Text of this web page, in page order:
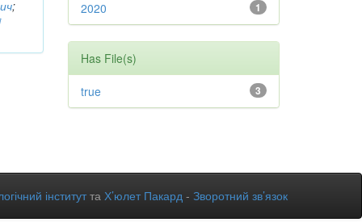
;
1
2020
Has File(s)
3
true
інститутта Х’юлет Пакард - Зворотний зв’язок